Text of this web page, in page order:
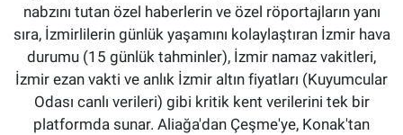
nabzını tutan özel haberlerin ve özel röportajların yanı
sıra, İzmirlilerin günlük yaşamını kolaylaştıran İzmir hava
durumu (15 günlük tahminler), İzmir namaz vakitleri,
İzmir ezan vakti ve anlık İzmir altın fiyatları (Kuyumcular
Odası canlı verileri) gibi kritik kent verilerini tek bir
platformda sunar. Aliağa'dan Çeşme'ye, Konak'tan